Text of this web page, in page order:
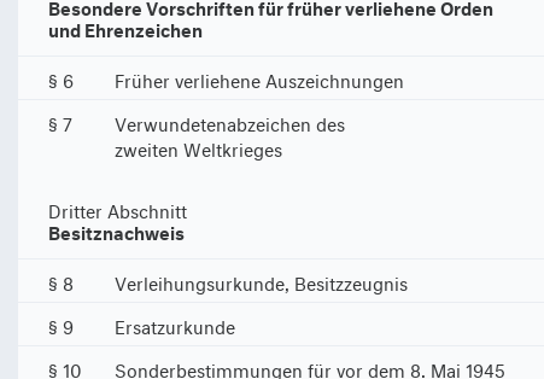
Besondere Vorschriften für früher verliehene Orden
und Ehrenzeichen
§ 6
Früher verliehene Auszeichnungen
§ 7
Verwundetenabzeichen des
zweiten Weltkrieges
Dritter Abschnitt
Besitznachweis
§ 8
Verleihungsurkunde, Besitzzeugnis
§ 9
Ersatzurkunde
§ 10
Sonderbestimmungen für vor dem 8. Mai 1945